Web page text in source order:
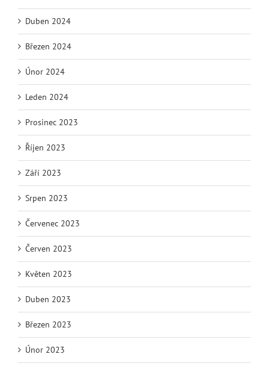
Duben 2024
Březen 2024
Únor 2024
Leden 2024
Prosinec 2023
Říjen 2023
Září 2023
Srpen 2023
Červenec 2023
Červen 2023
Květen 2023
Duben 2023
Březen 2023
Únor 2023